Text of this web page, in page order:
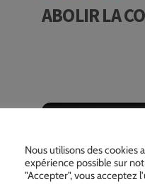
ABOLIR LA
Nous utilisons des cookies
expérience possible sur
"Accepter", vous acceptez